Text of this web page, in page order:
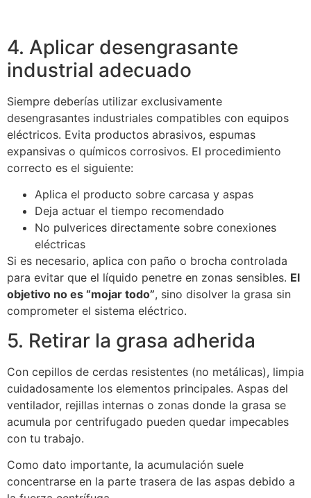
4. Aplicar desengrasante
industrial adecuado
Siempre deberías utilizar exclusivamente
desengrasantes industriales compatibles con equipos
eléctricos. Evita productos abrasivos, espumas
expansivas o químicos corrosivos. El procedimiento
correcto es el siguiente:
Aplica el producto sobre carcasa y aspas
Deja actuar el tiempo recomendado
No pulverices directamente sobre conexiones
eléctricas
Si es necesario, aplica con paño o brocha controlada
para evitar que el líquido penetre en zonas sensibles. El
objetivo no es “mojar todo”, sino disolver la grasa sin
comprometer el sistema eléctrico.
5. Retirar la grasa adherida
Con cepillos de cerdas resistentes (no metálicas), limpia
cuidadosamente los elementos principales. Aspas del
ventilador, rejillas internas o zonas donde la grasa se
acumula por centrifugado pueden quedar impecables
con tu trabajo.
Como dato importante, la acumulación suele
concentrarse en la parte trasera de las aspas debido a